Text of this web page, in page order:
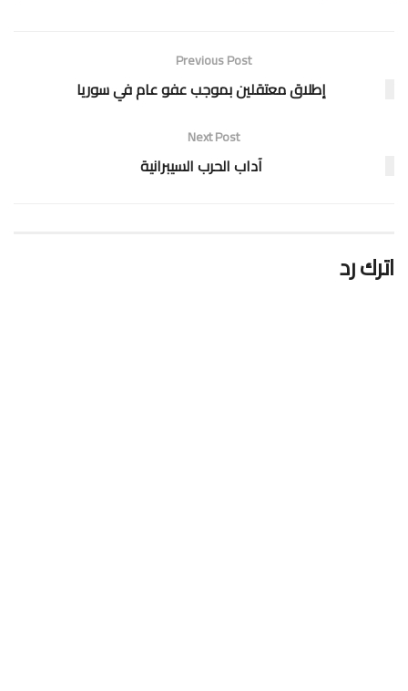
Previous Post
إطلاق معتقلين بموجب عفو عام في سوريا
Next Post
آداب الحرب السيبرانية
اترك رد